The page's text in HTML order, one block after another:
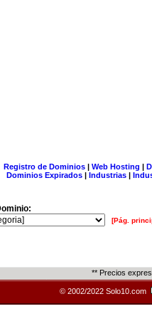
Registro de Dominios| Web Hosting |
Dominios Expirados | Industrias |
[Pág.
** Precios
© 2002/2022 Solo10.com